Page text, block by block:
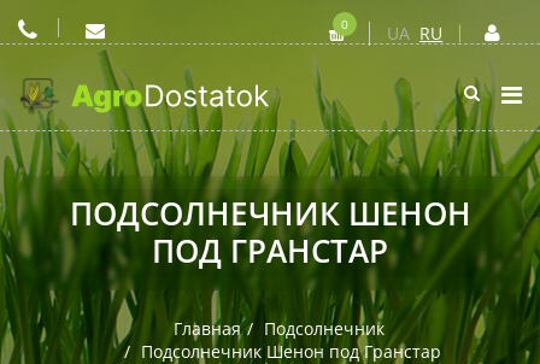
UA RU
0
ПОДСОЛНЕЧНИК ШЕНОН
ПОД ГРАНСТАР
Главная
Подсолнечник
Подсолнечник Шенон под Гранстар